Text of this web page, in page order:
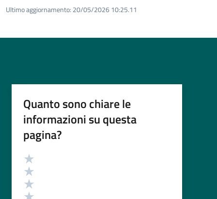
Ultimo aggiornamento: 20/05/2026 10:25.11
Quanto sono chiare le
informazioni su questa
pagina?
Valutazione